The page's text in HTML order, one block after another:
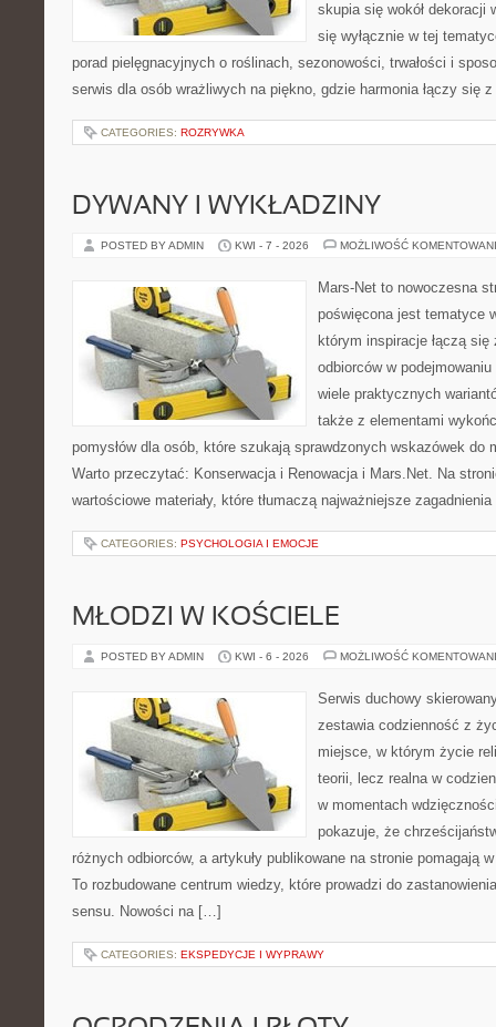
skupia się wokół dekoracji
się wyłącznie w tej
porad pielęgnacyjnych o roślinach, sezonowości, trwałości i
serwis dla osób wrażliwych na piękno, gdzie harmonia łączy się
CATEGORIES: ROZRYWKA
DYWANY I WYKŁADZINY
POSTED BY ADMIN KWI - 7 - 2026 MOŻLIWOŚĆ
Mars-Net to nowoczesna
poświęcona jest tematyce
którym inspiracje łączą
odbiorców w
wiele praktycznych
także z elementami
pomysłów dla osób, które szukają sprawdzonych wskazówek do
Warto przeczytać: Konserwacja i Renowacja i Mars.Net. Na
wartościowe materiały, które tłumaczą najważniejsze
CATEGORIES: PSYCHOLOGIA I EMOCJE
MŁODZI W KOŚCIELE
POSTED BY ADMIN KWI - 6 - 2026 MOŻLIWOŚĆ
Serwis duchowy
zestawia codzienność z
miejsce, w którym życie
teorii, lecz realna w
w momentach
pokazuje, że
różnych odbiorców, a artykuły publikowane na stronie pomagają
To rozbudowane centrum wiedzy, które prowadzi do
sensu. Nowości na […]
CATEGORIES: EKSPEDYCJE I WYPRAWY